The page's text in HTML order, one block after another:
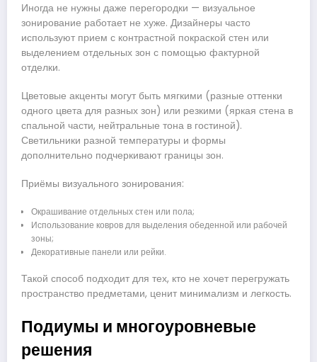
Иногда не нужны даже перегородки — визуальное
зонирование работает не хуже. Дизайнеры часто
используют прием с контрастной покраской стен или
выделением отдельных зон с помощью фактурной
отделки.
Цветовые акценты могут быть мягкими (разные оттенки
одного цвета для разных зон) или резкими (яркая стена в
спальной части, нейтральные тона в гостиной).
Светильники разной температуры и формы
дополнительно подчеркивают границы зон.
Приёмы визуального зонирования:
Окрашивание отдельных стен или пола;
Использование ковров для выделения обеденной или рабочей
зоны;
Декоративные панели или рейки.
Такой способ подходит для тех, кто не хочет перегружать
пространство предметами, ценит минимализм и легкость.
Подиумы и многоуровневые
решения